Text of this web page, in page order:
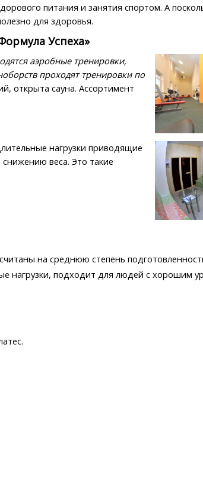
питания и занятия спортом. А
для здоровья.
Успеха»
аэробные тренировки,
проходят тренировки по
открыта сауна. Ассортимент
нагрузки приводящие
веса. Это такие
на среднюю степень
нагрузки, подходит для людей с хорошим